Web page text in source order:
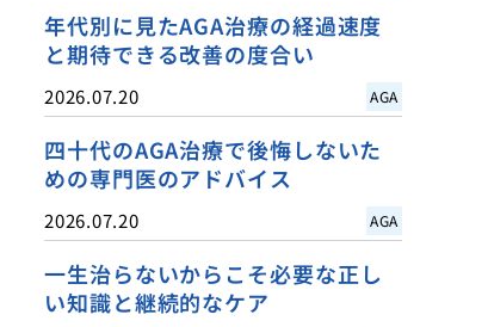
年代別に見たAGA治療の経過速度
と期待できる改善の度合い
2026.07.20 AGA
四十代のAGA治療で後悔しないた
めの専門医のアドバイス
2026.07.20 AGA
一生治らないからこそ必要な正し
い知識と継続的なケア